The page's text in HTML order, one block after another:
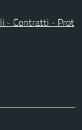
- Contratti - Prot